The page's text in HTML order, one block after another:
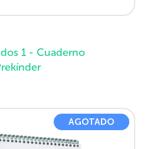
1 - Cuaderno
AGOTADO